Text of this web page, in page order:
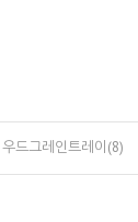
우드그레인트레이(8)